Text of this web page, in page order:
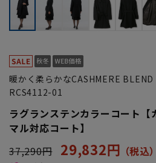
暖かく柔らかなCASHMERE BLEND
RCS4112-01
ラグランステンカラーコート【
マル対応コート】
37,290円
29,832円